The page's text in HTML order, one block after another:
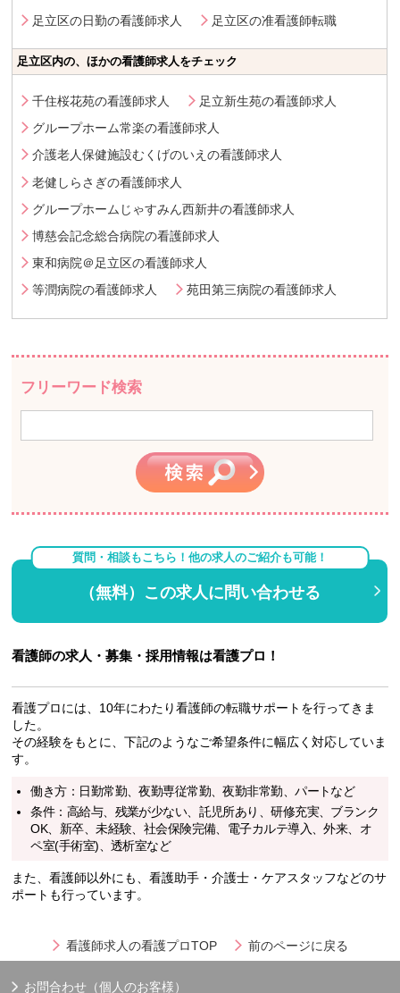
足立区の日勤の看護師求人 足立区の准看護師転職
足立区内の、ほかの看護師求人をチェック
千住桜花苑の看護師求人
足立新生苑の看護師求人
グループホーム常楽の看護師求人
介護老人保健施設むくげのいえの看護師求人
老健しらさぎの看護師求人
グループホームじゃすみん西新井の看護師求人
博慈会記念総合病院の看護師求人
東和病院＠足立区の看護師求人
等潤病院の看護師求人
苑田第三病院の看護師求人
フリーワード検索
質問・相談もこちら！他の求人のご紹介も可能！
（無料）この求人に問い合わせる
看護師の求人・募集・採用情報は看護プロ！
看護プロには、10年にわたり看護師の転職サポートを行ってきま
した。
その経験をもとに、下記のようなご希望条件に幅広く対応していま
す。
働き方：日勤常勤、夜勤専従常勤、夜勤非常勤、パートなど
条件：高給与、残業が少ない、託児所あり、研修充実、ブランク
OK、新卒、未経験、社会保険完備、電子カルテ導入、外来、オ
ペ室(手術室)、透析室など
また、看護師以外にも、看護助手・介護士・ケアスタッフなどのサ
ポートも行っています。
看護師求人の看護プロTOP 前のページに戻る
お問合わせ（個人のお客様）